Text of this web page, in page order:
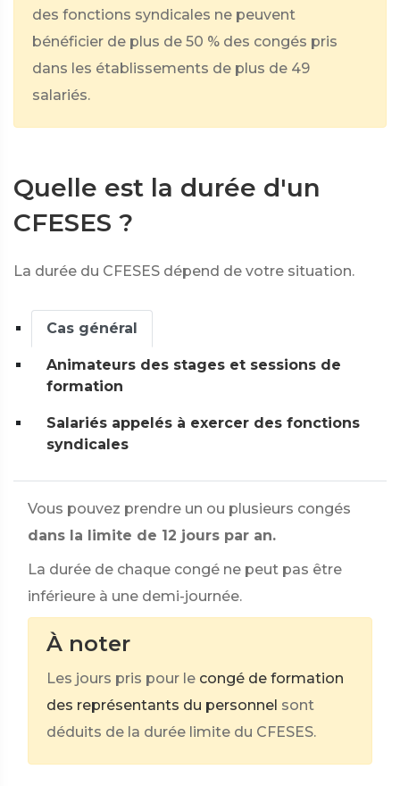
des fonctions syndicales ne peuvent
bénéficier de plus de 50 % des congés pris
dans les établissements de plus de 49
salariés.
Quelle est la durée d'un
CFESES ?
La durée du CFESES dépend de votre situation.
Cas général
Animateurs des stages et sessions de
formation
Salariés appelés à exercer des fonctions
syndicales
Vous pouvez prendre un ou plusieurs congés
dans la limite de 12 jours par an.
La durée de chaque congé ne peut pas être
inférieure à une demi-journée.
À noter
Les jours pris pour le congé de formation
des représentants du personnel sont
déduits de la durée limite du CFESES.